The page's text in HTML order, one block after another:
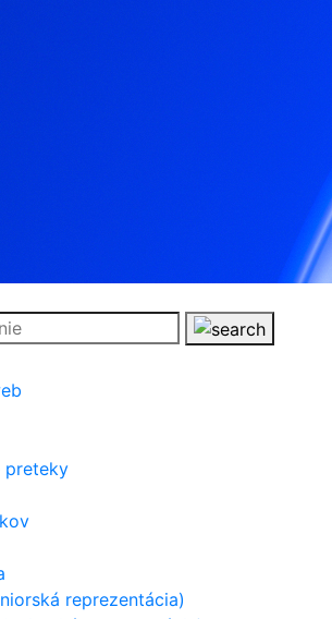
preteky
reprezentácia)